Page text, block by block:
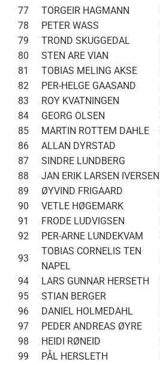
77
TORGEIR HAGMANN
78
PETER WASS
79
TROND SKUGGEDAL
80
STEN ARE VIAN
81
TOBIAS MELING AKSE
82
PER-HELGE GAASAND
83
ROY KVATNINGEN
84
GEORG OLSEN
85
MARTIN ROTTEM DAHLE
86
ALLAN DYRSTAD
87
SINDRE LUNDBERG
88
JAN ERIK LARSEN IVERSEN
89
ØYVIND FRIGAARD
90
VETLE HØGEMARK
91
FRODE LUDVIGSEN
92
PER-ARNE LUNDEKVAM
93
TOBIAS CORNELIS TEN
NAPEL
94
LARS GUNNAR HERSETH
95
STIAN BERGER
96
DANIEL HOLMEDAHL
97
PEDER ANDREAS ØYRE
98
HEIDI RØNEID
99
PÅL HERSLETH